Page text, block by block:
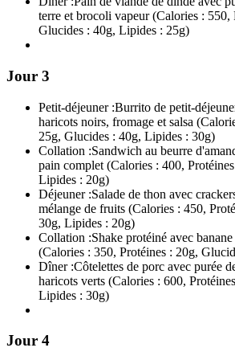
terre et brocoli vapeur (Calories : 550,
Glucides : 40g, Lipides : 25g)
Jour 3
Petit-déjeuner :Burrito de petit-
haricots noirs, fromage et salsa
25g, Glucides : 40g, Lipides : 30g)
Collation :Sandwich au beurre
pain complet (Calories : 400,
Lipides : 20g)
Déjeuner :Salade de thon avec
mélange de fruits (Calories : 450,
30g, Lipides : 20g)
Collation :Shake protéiné avec
(Calories : 350, Protéines : 20g,
Dîner :Côtelettes de porc avec purée
haricots verts (Calories : 600,
Lipides : 30g)
Jour 4